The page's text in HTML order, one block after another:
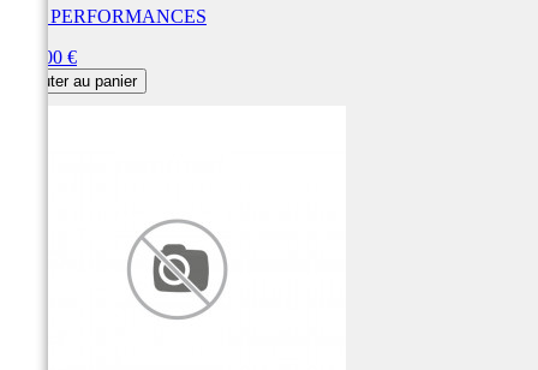
TOP PERFORMANCES
125,00 €
Ajouter au panier